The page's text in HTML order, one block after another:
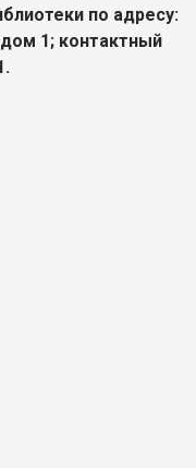
по адресу:
1; контактный